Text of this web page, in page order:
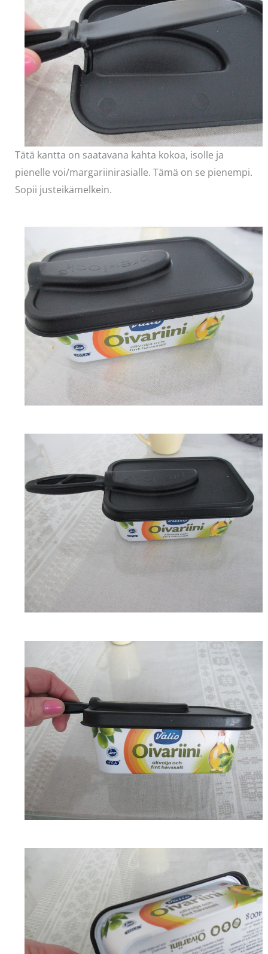
Tätä kantta on saatavana kahta kokoa, isolle ja
pienelle voi/margariinirasialle. Tämä on se pienempi.
Sopii justeikämelkein.